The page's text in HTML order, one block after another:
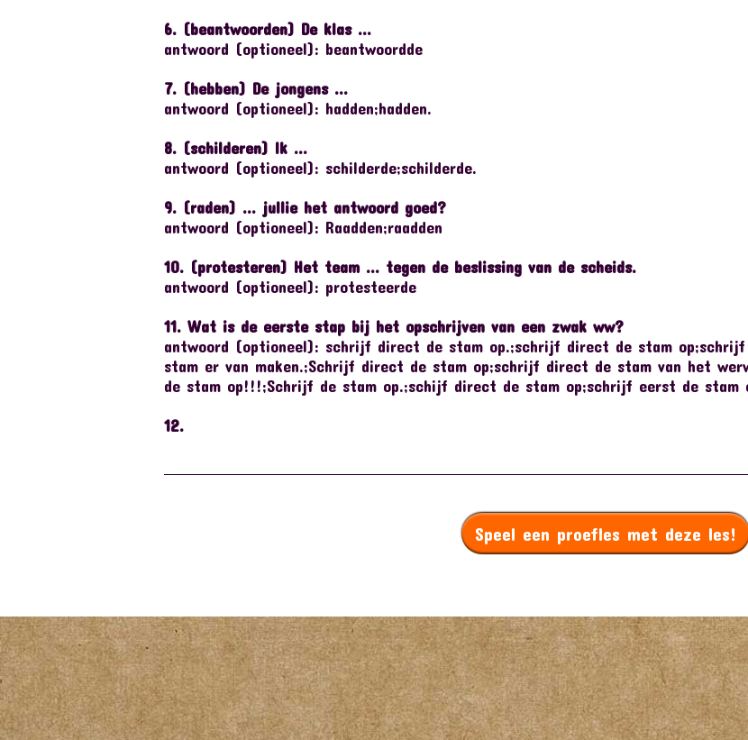
6. (beantwoorden) De klas ...
antwoord (optioneel): beantwoordde
7. (hebben) De jongens ...
antwoord (optioneel): hadden;hadden.
8. (schilderen) Ik ...
antwoord (optioneel): schilderde;schilderde.
9. (raden) ... jullie het antwoord goed?
antwoord (optioneel): Raadden;raadden
10. (protesteren) Het team ... tegen de beslissing van de scheids.
antwoord (optioneel): protesteerde
11. Wat is de eerste stap bij het opschrijven van een zwak ww?
antwoord (optioneel): schrijf direct de stam op.;schrijf direct de stam
stam er van maken.;Schrijf direct de stam op;schrijf direct de stam van het
de stam op!!!;Schrijf de stam op.;schijf direct de stam op;schrijf eerst de stam
12.
Speel een proefles met deze les!